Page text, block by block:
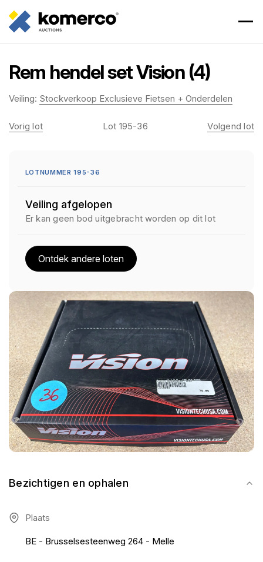
Rem hendel set Vision (4)
Veiling: Stockverkoop Exclusieve Fietsen + Onderdelen
Bezichtigen en ophalen
Plaats
BE - Brusselsesteenweg 264 - Melle
Vorig lot Lot 195-36 Volgend lot
LOTNUMMER 195-36
Veiling afgelopen
Er kan geen bod uitgebracht worden op dit lot
Ontdek andere loten